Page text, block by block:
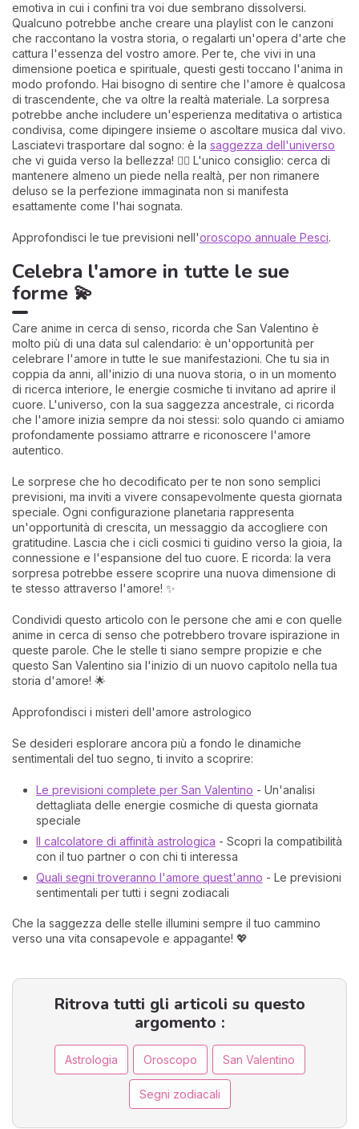
emotiva in cui i confini tra voi due sembrano dissolversi.
Qualcuno potrebbe anche creare una playlist con le canzoni
che raccontano la vostra storia, o regalarti un'opera d'arte che
cattura l'essenza del vostro amore. Per te, che vivi in una
dimensione poetica e spirituale, questi gesti toccano l'anima in
modo profondo. Hai bisogno di sentire che l'amore è qualcosa
di trascendente, che va oltre la realtà materiale. La sorpresa
potrebbe anche includere un'esperienza meditativa o artistica
condivisa, come dipingere insieme o ascoltare musica dal vivo.
Lasciatevi trasportare dal sogno: è la saggezza dell'universo
che vi guida verso la bellezza! 🧜‍♀️ L'unico consiglio: cerca di
mantenere almeno un piede nella realtà, per non rimanere
deluso se la perfezione immaginata non si manifesta
esattamente come l'hai sognata.
Approfondisci le tue previsioni nell'oroscopo annuale Pesci.
Celebra l'amore in tutte le sue
forme 💫
Care anime in cerca di senso, ricorda che San Valentino è
molto più di una data sul calendario: è un'opportunità per
celebrare l'amore in tutte le sue manifestazioni. Che tu sia in
coppia da anni, all'inizio di una nuova storia, o in un momento
di ricerca interiore, le energie cosmiche ti invitano ad aprire il
cuore. L'universo, con la sua saggezza ancestrale, ci ricorda
che l'amore inizia sempre da noi stessi: solo quando ci amiamo
profondamente possiamo attrarre e riconoscere l'amore
autentico.
Le sorprese che ho decodificato per te non sono semplici
previsioni, ma inviti a vivere consapevolmente questa giornata
speciale. Ogni configurazione planetaria rappresenta
un'opportunità di crescita, un messaggio da accogliere con
gratitudine. Lascia che i cicli cosmici ti guidino verso la gioia, la
connessione e l'espansione del tuo cuore. E ricorda: la vera
sorpresa potrebbe essere scoprire una nuova dimensione di
te stesso attraverso l'amore! ✨
Condividi questo articolo con le persone che ami e con quelle
anime in cerca di senso che potrebbero trovare ispirazione in
queste parole. Che le stelle ti siano sempre propizie e che
questo San Valentino sia l'inizio di un nuovo capitolo nella tua
storia d'amore! 🌟
Approfondisci i misteri dell'amore astrologico
Se desideri esplorare ancora più a fondo le dinamiche
sentimentali del tuo segno, ti invito a scoprire:
Le previsioni complete per San Valentino - Un'analisi
dettagliata delle energie cosmiche di questa giornata
speciale
Il calcolatore di affinità astrologica - Scopri la compatibilità
con il tuo partner o con chi ti interessa
Quali segni troveranno l'amore quest'anno - Le previsioni
sentimentali per tutti i segni zodiacali
Che la saggezza delle stelle illumini sempre il tuo cammino
verso una vita consapevole e appagante! 💖
Ritrova tutti gli articoli su questo
argomento :
Astrologia Oroscopo San Valentino
Segni zodiacali